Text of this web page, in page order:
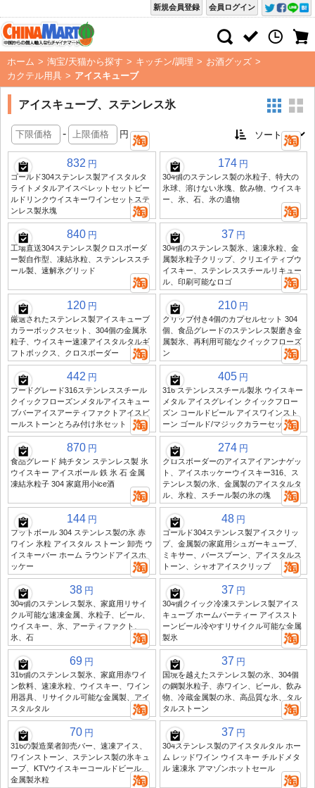
会員ログイン
新規会員登録
ホーム > 淘宝/天猫から探す > キッチン/調理 > お酒グッズ >
カクテル用具 > アイスキューブ
アイスキューブ、ステンレス氷
- 円
832 円
ゴールド304ステンレス製アイスタルタ
ライトメタルアイスペレットセットビー
ルドリンクウイスキーワインセットステ
ンレス製氷塊
174 円
304個のステンレス製の氷粒子、特大の
氷球、溶けない氷塊、飲み物、ウイスキ
ー、氷、石、氷の遺物
840 円
工場直送304ステンレス製クロスボーダ
ー製自作型、凍結氷粒、ステンレススチ
ール製、速解氷グリッド
37 円
304個のステンレス製氷、速凍氷粒、金
属製氷粒子クリップ、クリエイティブウ
イスキー、ステンレススチールリキュー
ル、印刷可能なロゴ
120 円
厳選されたステンレス製アイスキューブ
カラーボックスセット、304個の金属氷
粒子、ウイスキー速凍アイスタルタルギ
フトボックス、クロスボーダー
210 円
クリップ付き4個のカプセルセット 304
個、食品グレードのステンレス製磨き金
属製氷、再利用可能なクイックフローズ
ン
442 円
フードグレード316ステンレススチール
クイックフローズンメタルアイスキュー
ブバーアイスアーティファクトアイスビ
ールストーンとろみ付け氷セット
405 円
316 ステンレススチール製氷 ウイスキー
メタル アイスグレイン クイックフロー
ズン コールドビール アイスワインスト
ーン ゴールド/マジックカラーセット
870 円
食品グレード 純チタン ステンレス製 氷
ウイスキー アイスボール 鉄 氷 石 金属
凍結氷粒子 304 家庭用小ice酒
274 円
クロスボーダーのアイスアイアンナゲッ
ト、アイスホッケーウイスキー316、ス
テンレス製の氷、金属製のアイスタルタ
ル、氷粒、スチール製の氷の塊
144 円
フットボール 304 ステンレス製の氷 赤
ワイン 氷粒 アイスタル ストーン 卸売 ウ
イスキーバー ホーム ラウンドアイスホ
ッケー
48 円
ゴールド304ステンレス製アイスクリッ
プ、金属製の家庭用シュガーキューブ、
ミキサー、バースプーン、アイスタルス
トーン、シャオアイスクリップ
38 円
304個のステンレス製氷、家庭用リサイ
クル可能な速凍金属、氷粒子、ビール、
ウイスキー、氷、アーティファクト、
氷、石
37 円
304個クイック冷凍ステンレス製アイス
キューブ ホームパーティー アイススト
ーンビール冷やすリサイクル可能な金属
製氷
69 円
316個のステンレス製氷、家庭用赤ワイ
ン飲料、速凍氷粒、ウイスキー、ワイン
用器具、リサイクル可能な金属製、アイ
スタルタル
37 円
国境を越えたステンレス製の氷、304個
の鋼製氷粒子、赤ワイン、ビール、飲み
物、冷蔵金属製の氷、高品質な氷、タル
タルストーン
70 円
316の製造業者卸売バー、速凍アイス、
ワインストーン、ステンレス製の氷キュ
ーブ、KTVウイスキーコールドビール、
金属製氷粒
37 円
304ステンレス製のアイスタルタル ホー
ム レッドワイン ウイスキー チルドメタ
ル 速凍氷 アマゾンホットセール